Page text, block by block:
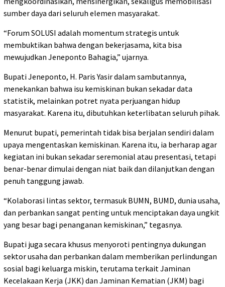
sumber daya dari seluruh elemen masyarakat.
“Forum SOLUSI adalah momentum strategis untuk
membuktikan bahwa dengan bekerjasama, kita bisa
mewujudkan Jeneponto Bahagia,” ujarnya.
Bupati Jeneponto, H. Paris Yasir dalam sambutannya,
menekankan bahwa isu kemiskinan bukan sekadar data
statistik, melainkan potret nyata perjuangan hidup
masyarakat. Karena itu, dibutuhkan keterlibatan seluruh pihak.
Menurut bupati, pemerintah tidak bisa berjalan sendiri dalam
upaya mengentaskan kemiskinan. Karena itu, ia berharap agar
kegiatan ini bukan sekadar seremonial atau presentasi, tetapi
benar-benar dimulai dengan niat baik dan dilanjutkan dengan
penuh tanggung jawab.
“Kolaborasi lintas sektor, termasuk BUMN, BUMD, dunia usaha,
dan perbankan sangat penting untuk menciptakan daya ungkit
yang besar bagi penanganan kemiskinan,” tegasnya.
Bupati juga secara khusus menyoroti pentingnya dukungan
sektor usaha dan perbankan dalam memberikan perlindungan
sosial bagi keluarga miskin, terutama terkait Jaminan
Kecelakaan Kerja (JKK) dan Jaminan Kematian (JKM) bagi